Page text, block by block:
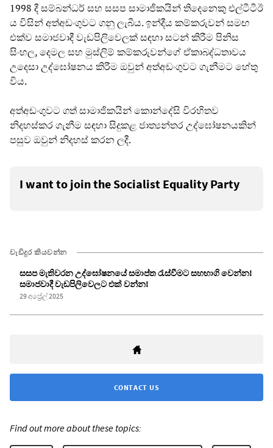
1998 දී සම්බන්ධර් සහ සසප සාමාජිකයින් තිදෙනෙකු එල්ටීටීඊ
ය විසින් අත්අඩංගුවට ගනු ලැබීය. ඉන්දීය කම්කරුවන් සමඟ
එක්ව සමාජවාදී වැඩපිලිවෙලක් සඳහා සටන් කිරීම පිනිස
සිංහල, දෙමල සහ මුස්ලිම් කම්කරුවන්ගේ ඒකාබද්ධතාවය
උදෙසා උද්ඝෝෂනය කිරීම ඔවුන් අත්අඩංගුවට ගැනීමට හේතු
විය.
අත්අඩංගුවට ගත් සාමාජිකයින් කොන්දේසි විරහිතව
නිදහස්කර ගැනීම සඳහා සිදුකළ ජාත්‍යන්තර උද්ඝෝෂනයකින්
පසුව ඔවුන් නිදහස් කරන ලදී.
I want to join the Socialist Equality Party
වැඩිදුර කියවන්න
සසප මැතිවරන උද්ඝෝෂනයේ සමාප්ත රැස්වීමට සහභාගි වෙන්න!
සමාජවාදී වැඩපිලිවෙලට එක් වන්න!
29 අප්‍රේල් 2025
CONTACT US
Find out more about these topics: